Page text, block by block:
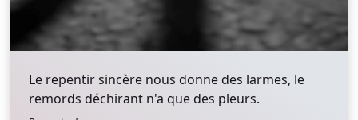
Le repentir sincère nous donne des larmes, le
remords déchirant n'a que des pleurs.